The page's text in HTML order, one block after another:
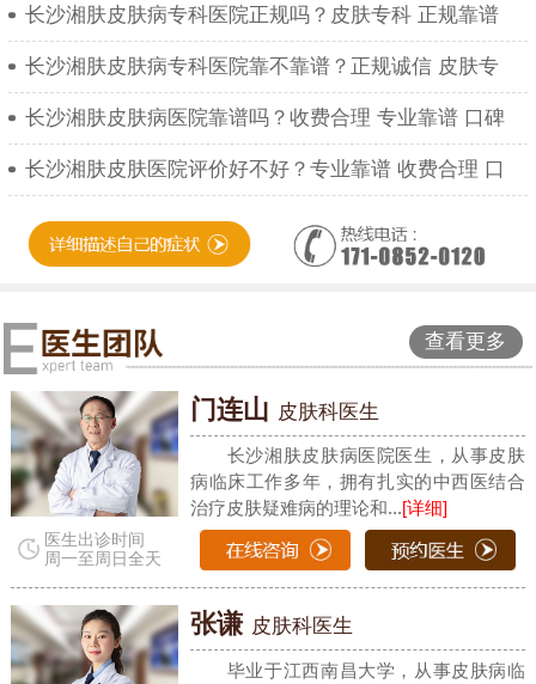
长沙湘肤皮肤病专科医院正规吗？皮肤专科 正规靠谱
长沙湘肤皮肤病专科医院靠不靠谱？正规诚信 皮肤专
长沙湘肤皮肤病医院靠谱吗？收费合理 专业靠谱 口碑
长沙湘肤皮肤医院评价好不好？专业靠谱 收费合理 口
查看更多
医生出诊时间
周一至周日全天
门连山 皮肤科医生
长沙湘肤皮肤病医院医生，从事皮肤
病临床工作多年，拥有扎实的中西医结合
治疗皮肤疑难病的理论和...[详细]
张谦 皮肤科医生
毕业于江西南昌大学，从事皮肤病临